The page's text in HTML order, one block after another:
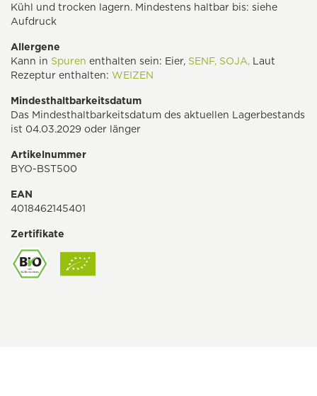
Kühl und trocken lagern. Mindestens haltbar bis: siehe
Aufdruck
Allergene
Kann in Spuren enthalten sein: Eier, SENF, SOJA, Laut
Rezeptur enthalten: WEIZEN
Mindesthaltbarkeitsdatum
Das Mindesthaltbarkeitsdatum des aktuellen Lagerbestands
ist 04.03.2029 oder länger
Artikelnummer
BYO-BST500
EAN
4018462145401
Zertifikate